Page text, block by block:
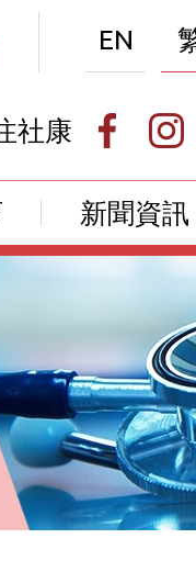
EN
社康
新聞資訊